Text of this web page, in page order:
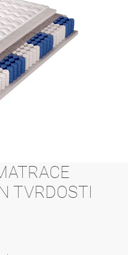
TVRDOSTI